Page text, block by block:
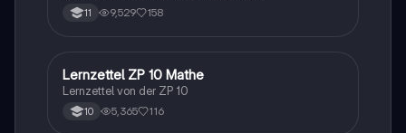
11 9,529 158
Mathe
Lernzettel ZP 10 Mathe
Lernzettel von der ZP 10
10 5,365 116